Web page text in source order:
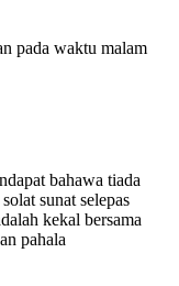
pada waktu malam
bahawa tiada
sunat selepas
kekal bersama
pahala